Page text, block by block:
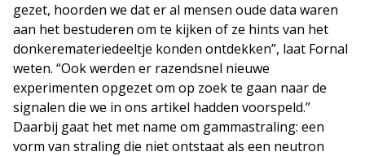
gezet, hoorden we dat er al mensen oude data waren
aan het bestuderen om te kijken of ze hints van het
donkeremateriedeeltje konden ontdekken”, laat Fornal
weten. “Ook werden er razendsnel nieuwe
experimenten opgezet om op zoek te gaan naar de
signalen die we in ons artikel hadden voorspeld.”
Daarbij gaat het met name om gammastraling: een
vorm van straling die niet ontstaat als een neutron